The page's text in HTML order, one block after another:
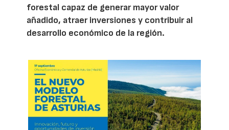
forestal capaz de generar mayor valor
añadido, atraer inversiones y contribuir al
desarrollo económico de la región.